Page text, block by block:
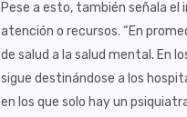
Pese a esto, también señala el
atención o recursos. “En
de salud a la salud mental. En
sigue destinándose a los
en los que solo hay un